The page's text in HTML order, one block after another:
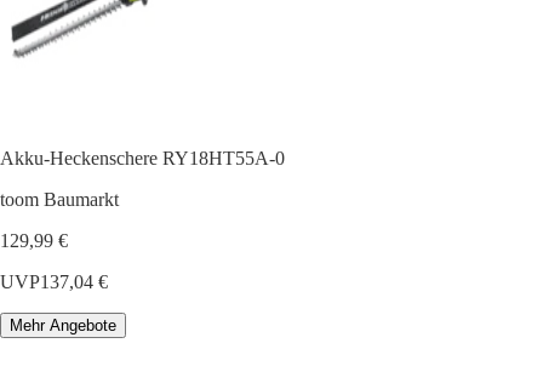
Akku-Heckenschere RY18HT55A-0
toom Baumarkt
129,99 €
UVP137,04 €
Mehr Angebote